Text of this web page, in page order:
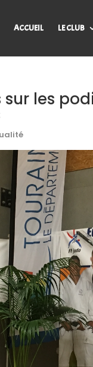
ACCUEIL LE CLUB
les